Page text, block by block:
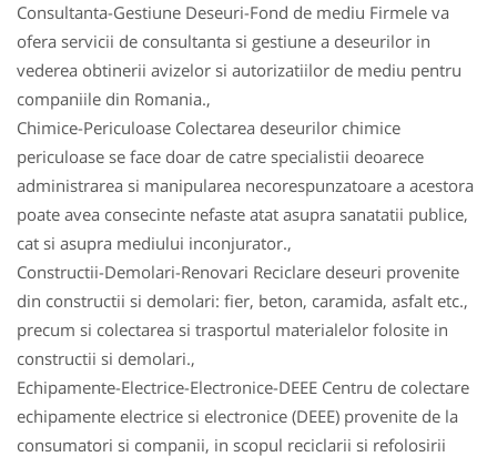
Consultanta-Gestiune Deseuri-Fond de mediu Firmele va
ofera servicii de consultanta si gestiune a deseurilor in
vederea obtinerii avizelor si autorizatiilor de mediu pentru
companiile din Romania.,
Chimice-Periculoase Colectarea deseurilor chimice
periculoase se face doar de catre specialistii deoarece
administrarea si manipularea necorespunzatoare a acestora
poate avea consecinte nefaste atat asupra sanatatii publice,
cat si asupra mediului inconjurator.,
Constructii-Demolari-Renovari Reciclare deseuri provenite
din constructii si demolari: fier, beton, caramida, asfalt etc.,
precum si colectarea si trasportul materialelor folosite in
constructii si demolari.,
Echipamente-Electrice-Electronice-DEEE Centru de colectare
echipamente electrice si electronice (DEEE) provenite de la
consumatori si companii, in scopul reciclarii si refolosirii